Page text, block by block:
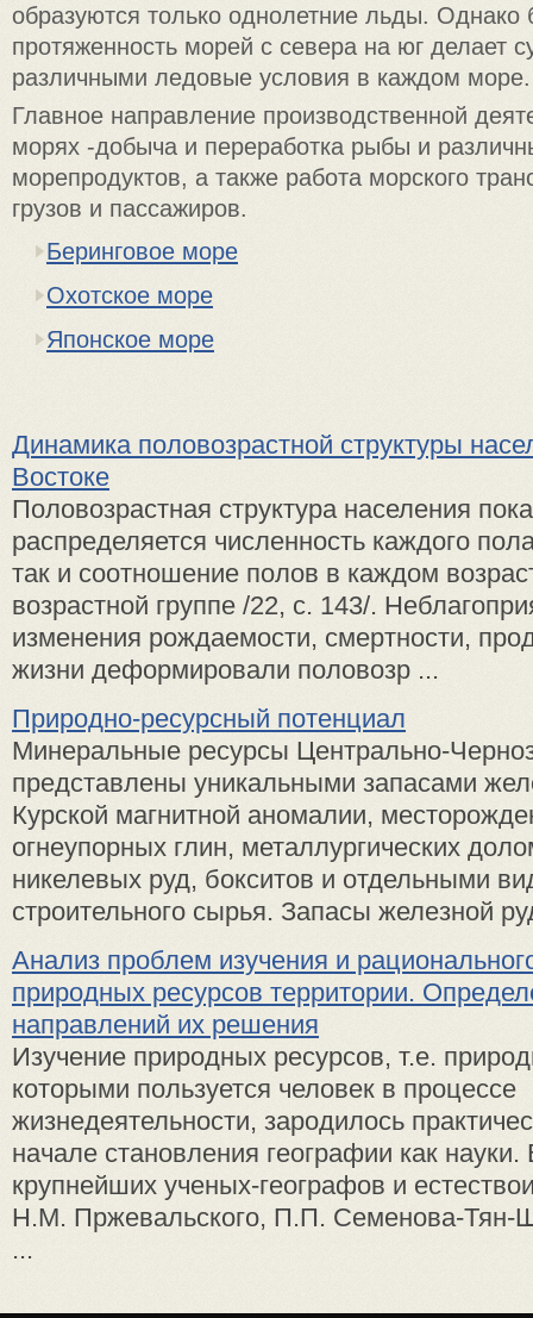
образуются только однолетние льды. Однако
протяженность морей с севера на юг делает
различными ледовые усло­вия в каждом море.
Главное направление производственной
морях -добыча и переработка рыбы и
морепродуктов, а также работа морского
грузов и пассажиров.
Беринговое море
Охотское море
Японское море
Динамика половозрастной структуры
Востоке
Половозрастная структура населения
распределяется численность каждого
так и соотношение полов в каждом
возрастной группе /22, с. 143/.
изменения рождаемости, смертности,
жизни деформировали половозр ...
Природно-ресурсный потенциал
Минеральные ресурсы Центрально-
представлены уникальными запасами
Курской магнитной аномалии,
огнеупорных глин, металлургических
никелевых руд, бокситов и отдельными
строительного сырья. Запасы железной
Анализ проблем изучения и
природных ресурсов территории.
направлений их решения
Изучение природных ресурсов, т.е.
которыми пользуется человек в процессе
жизнедеятельности, зародилось
начале становления географии как науки.
крупнейших ученых-географов и
Н.М. Пржевальского, П.П. Семенова-Тян-
...